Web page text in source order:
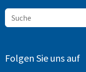
Folgen Sie uns auf